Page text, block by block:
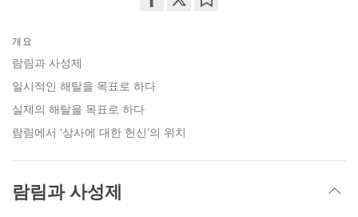
개요
람림과 사성제
일시적인 해탈을 목표로 하다
실제의 해탈을 목표로 하다
람림에서 ‘상사에 대한 헌신’의 위치
람림과 사성제